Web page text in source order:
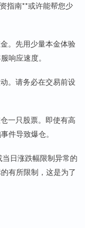
指南**或许能帮您少
。先用少量本金体验
响应速度。
。请务必在交易前设
一只股票。即使有高
件导致爆仓。
日涨跌幅限制异常的
有所限制，这是为了